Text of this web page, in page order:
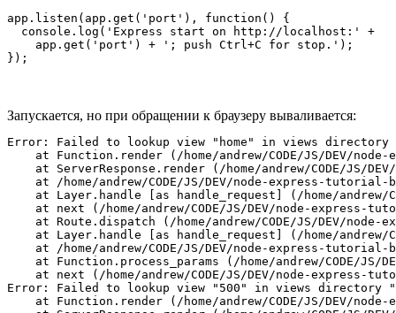
app.listen(app.get('port'), function() {
  console.log('Express start on http://localhost:' +
    app.get('port') + '; push Ctrl+C for stop.');
});
Запускается, но при обращении к браузеру вываливается:
Error: Failed to lookup view "home" in views directory "/
at Function.render (/home/andrew/CODE/JS/DEV/
at ServerResponse.render (/home/andrew/CODE/JS/
at /home/andrew/CODE/JS/DEV/node-express-
at Layer.handle [as handle_request] (/home/
at next (/home/andrew/CODE/JS/DEV/node-express-
at Route.dispatch (/home/andrew/CODE/JS/DEV/node-
at Layer.handle [as handle_request] (/home/
at /home/andrew/CODE/JS/DEV/node-express-
at Function.process_params (/home/andrew/CODE/JS/
at next (/home/andrew/CODE/JS/DEV/node-express-
Error: Failed to lookup view "500" in views directory "/
at Function.render (/home/andrew/CODE/JS/DEV/